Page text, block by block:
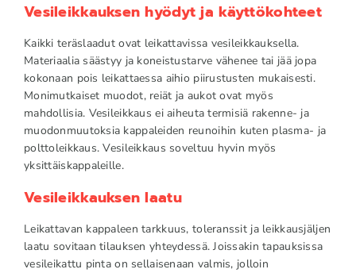
Vesileikkauksen hyödyt ja käyttökohteet
Kaikki teräslaadut ovat leikattavissa vesileikkauksella.
Materiaalia säästyy ja koneistustarve vähenee tai jää jopa
kokonaan pois leikattaessa aihio piirustusten mukaisesti.
Monimutkaiset muodot, reiät ja aukot ovat myös
mahdollisia. Vesileikkaus ei aiheuta termisiä rakenne- ja
muodonmuutoksia kappaleiden reunoihin kuten plasma- ja
polttoleikkaus. Vesileikkaus soveltuu hyvin myös
yksittäiskappaleille.
Vesileikkauksen laatu
Leikattavan kappaleen tarkkuus, toleranssit ja leikkausjäljen
laatu sovitaan tilauksen yhteydessä. Joissakin tapauksissa
vesileikattu pinta on sellaisenaan valmis, jolloin